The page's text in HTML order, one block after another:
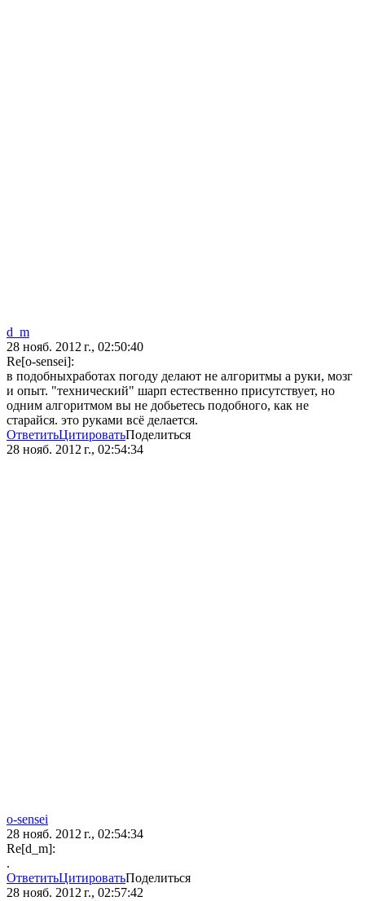
d_m
28 нояб. 2012 г., 02:50:40
Re[o-sensei]:
в подобныхработах погоду делают не алгоритмы а руки, мозг
и опыт. "технический" шарп естественно присутствует, но
одним алгоритмом вы не добьетесь подобного, как не
старайся. это руками всё делается.
ОтветитьЦитироватьПоделиться
28 нояб. 2012 г., 02:54:34
o-sensei
28 нояб. 2012 г., 02:54:34
Re[d_m]:
.
ОтветитьЦитироватьПоделиться
28 нояб. 2012 г., 02:57:42